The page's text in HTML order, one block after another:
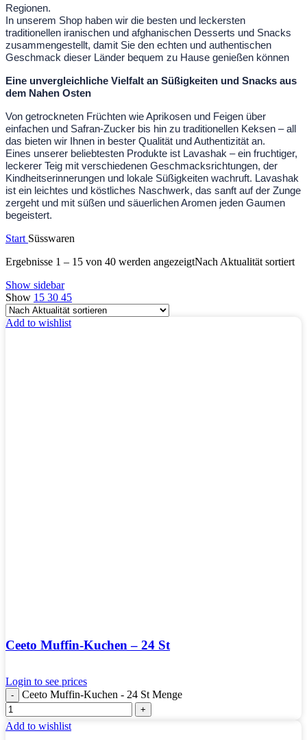
Regionen.
In unserem Shop haben wir die besten und leckersten
traditionellen iranischen und afghanischen Desserts und Snacks
zusammengestellt, damit Sie den echten und authentischen
Geschmack dieser Länder bequem zu Hause genießen können
Eine unvergleichliche Vielfalt an Süßigkeiten und Snacks aus
dem Nahen Osten
Von getrockneten Früchten wie Aprikosen und Feigen über
einfachen und Safran-Zucker bis hin zu traditionellen Keksen – all
das bieten wir Ihnen in bester Qualität und Authentizität an.
Eines unserer beliebtesten Produkte ist Lavashak – ein fruchtiger,
leckerer Teig mit verschiedenen Geschmacksrichtungen, der
Kindheitserinnerungen und lokale Süßigkeiten wachruft. Lavashak
ist ein leichtes und köstliches Naschwerk, das sanft auf der Zunge
zergeht und mit süßen und säuerlichen Aromen jeden Gaumen
begeistert.
Start Süsswaren
Ergebnisse 1 – 15 von 40 werden angezeigtNach Aktualität sortiert
Show sidebar
Show 15 30 45
Add to wishlist
Ceeto Muffin-Kuchen – 24 St
Login to see prices
Ceeto Muffin-Kuchen - 24 St Menge
Add to wishlist